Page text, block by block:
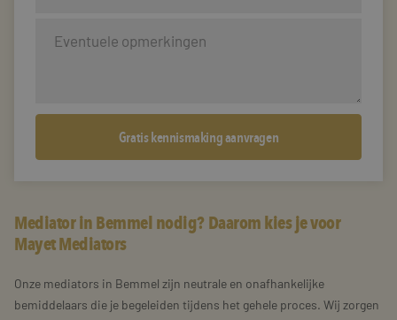
Mediator in Bemmel nodig? Daarom kies je voor
Mayet Mediators
Onze mediators in Bemmel zijn neutrale en onafhankelijke
bemiddelaars die je begeleiden tijdens het gehele proces. Wij zorgen